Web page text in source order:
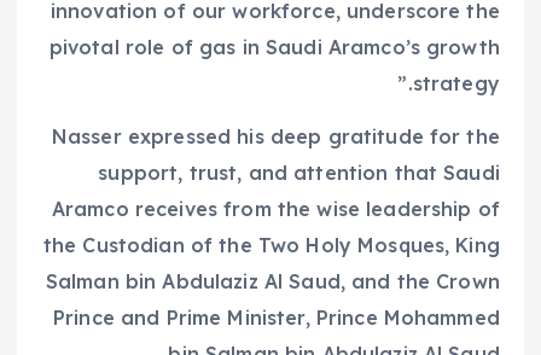
innovation of our workforce, underscore the
pivotal role of gas in Saudi Aramco’s growth
strategy.”
Nasser expressed his deep gratitude for the
support, trust, and attention that Saudi
Aramco receives from the wise leadership of
the Custodian of the Two Holy Mosques, King
Salman bin Abdulaziz Al Saud, and the Crown
Prince and Prime Minister, Prince Mohammed